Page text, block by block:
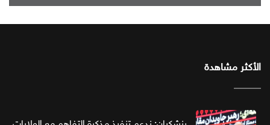
الأكثر مشاهدة